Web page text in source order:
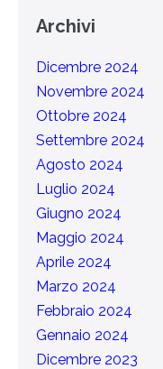
Archivi
Dicembre 2024
Novembre 2024
Ottobre 2024
Settembre 2024
Agosto 2024
Luglio 2024
Giugno 2024
Maggio 2024
Aprile 2024
Marzo 2024
Febbraio 2024
Gennaio 2024
Dicembre 2023